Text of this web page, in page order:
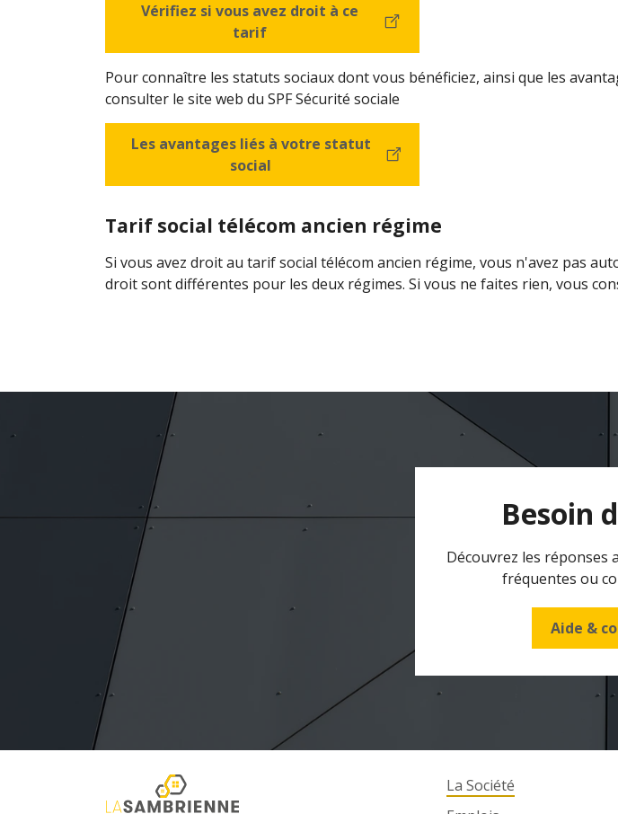
Vérifiez si vous avez droit à ce
tarif
Pour connaître les statuts sociaux dont vous bénéficiez, ainsi que les
consulter le site web du SPF Sécurité sociale
Les avantages liés à votre statut
social
Tarif social télécom ancien régime
Si vous avez droit au tarif social télécom ancien régime, vous n'avez pas
droit sont différentes pour les deux régimes. Si vous ne faites rien, vous
Besoin
Découvrez les réponses
fréquentes ou
Aide &
La Société